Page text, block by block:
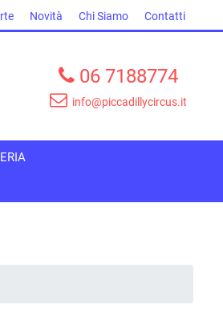
Novità Chi Siamo Contatti
06 7188774
info@piccadillycircus.it